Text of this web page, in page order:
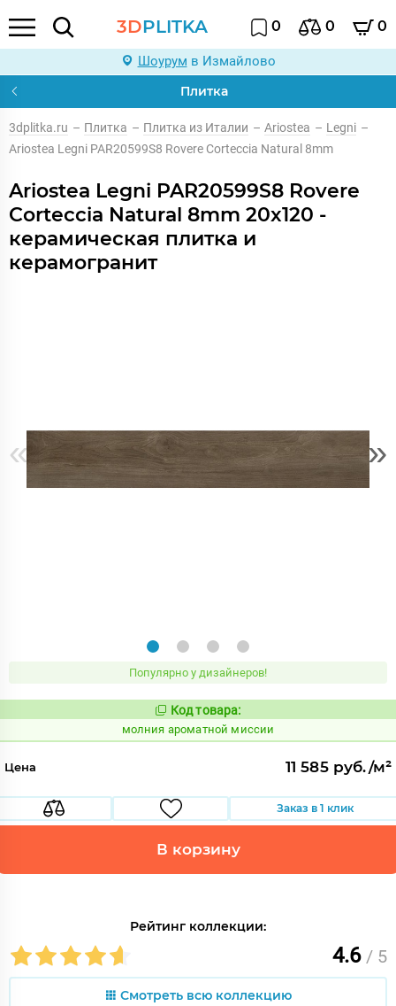
3DPLITKA 0 0 0
Шоурум в Измайлово
Плитка
3dplitka.ru – Плитка – Плитка из Италии – Ariostea – Legni –
Ariostea Legni PAR20599S8 Rovere Corteccia Natural 8mm
Ariostea Legni PAR20599S8 Rovere
Corteccia Natural 8mm 20x120 -
керамическая плитка и
керамогранит
« »
Популярно у дизайнеров!
Код:
1000302
Код товара:
молния ароматной миссии
Цена 11 585 руб./м²
Заказ в 1 клик
В корзину
Рейтинг коллекции:
4.6 / 5
Смотреть всю коллекцию